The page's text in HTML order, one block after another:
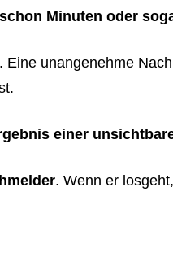
Minuten oder
unangenehme
einer
. Wenn er